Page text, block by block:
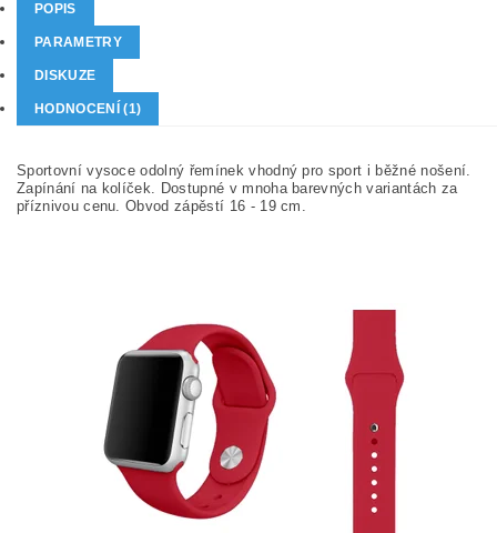
POPIS
PARAMETRY
DISKUZE
HODNOCENÍ (1)
Sportovní vysoce odolný řemínek vhodný pro sport i běžné nošení.
Zapínání na kolíček. Dostupné v mnoha barevných variantách za
příznivou cenu. Obvod zápěstí 16 - 19 cm.